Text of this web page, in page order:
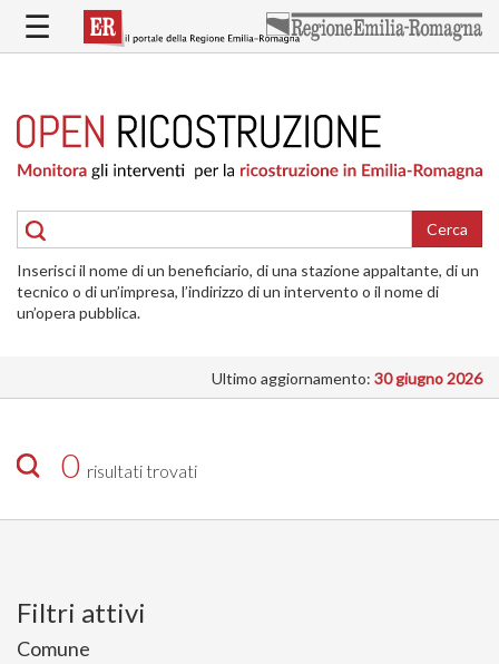
contenuto
RICOSTRUZIONE
PUBBLICA
DELLE
ABITAZIONI
RICOSTRUZIONE
ATTIVITÀ
INTERVENTI
SI
☰
Cerca
Inserisci il nome di un beneficiario, di una stazione appaltante, di un
tecnico o di un’impresa, l’indirizzo di un intervento o il nome di
un’opera pubblica.
Ultimo aggiornamento: 30 giugno 2026
0 risultati trovati
Filtri attivi
Comune